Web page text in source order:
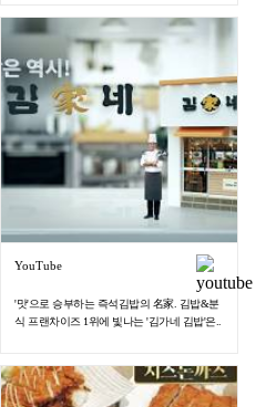
YouTube
'맛'으로 승부하는 즉석김밥의 名家. 김밥&분
식 프랜차이즈 1위에 빛나는 '김가네 김밥'은..